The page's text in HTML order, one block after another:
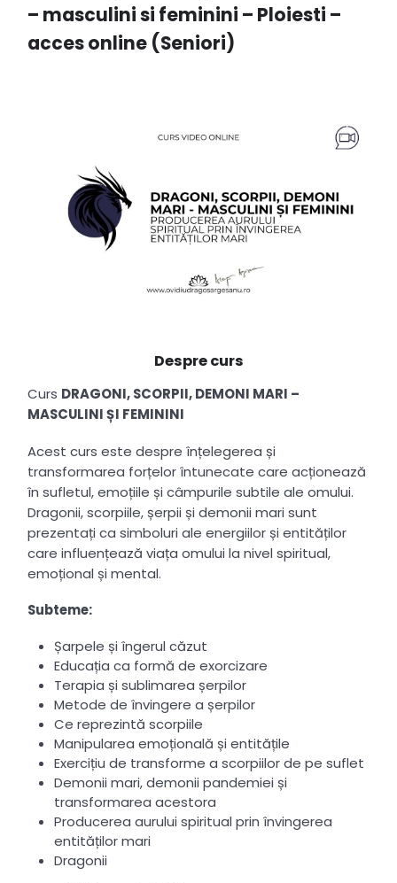
– masculini si feminini – Ploiesti –
acces online (Seniori)
Despre curs
Curs DRAGONI, SCORPII, DEMONI MARI –
MASCULINI ȘI FEMININI
Acest curs este despre înțelegerea și
transformarea forțelor întunecate care acționează
în sufletul, emoțiile și câmpurile subtile ale omului.
Dragonii, scorpiile, șerpii și demonii mari sunt
prezentați ca simboluri ale energiilor și entităților
care influențează viața omului la nivel spiritual,
emoțional și mental.
Subteme:
Șarpele și îngerul căzut
Educația ca formă de exorcizare
Terapia și sublimarea șerpilor
Metode de învingere a șerpilor
Ce reprezintă scorpiile
Manipularea emoțională și entitățile
Exercițiu de transforme a scorpiilor de pe suflet
Demonii mari, demonii pandemiei și
transformarea acestora
Producerea aurului spiritual prin învingerea
entităților mari
Dragonii